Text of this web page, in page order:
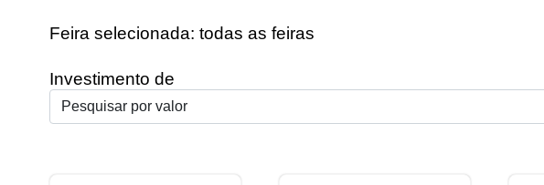
Feira selecionada: todas as feiras
Investimento de